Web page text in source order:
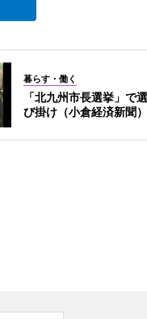
暮らす・働く
「北九州市長選挙」で
び掛け（小倉経済新聞）